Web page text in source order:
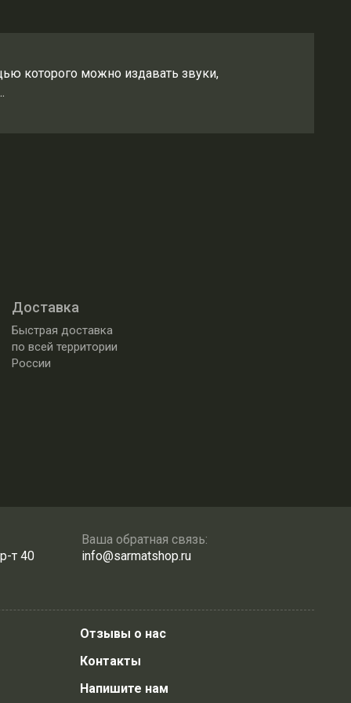
которого можно издавать звуки,
Доставка
Быстрая доставка
по всей территории
России
т 40
Ваша обратная связь:
info@sarmatshop.ru
Отзывы о нас
Контакты
Напишите нам